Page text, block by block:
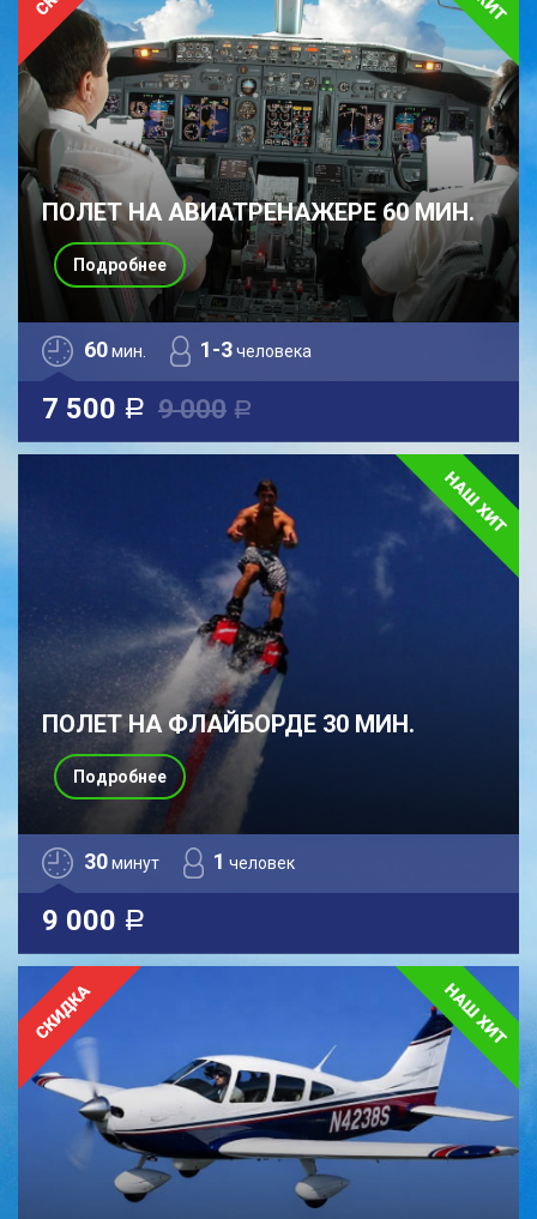
ПОЛЕТ НА АВИАТРЕНАЖЕРЕ 60 МИН.
60мин. 1-3человека
7 500 a 9 000 a
Подробнее
ПОЛЕТ НА ФЛАЙБОРДЕ 30 МИН.
30минут 1 человек
9 000 a
Подробнее